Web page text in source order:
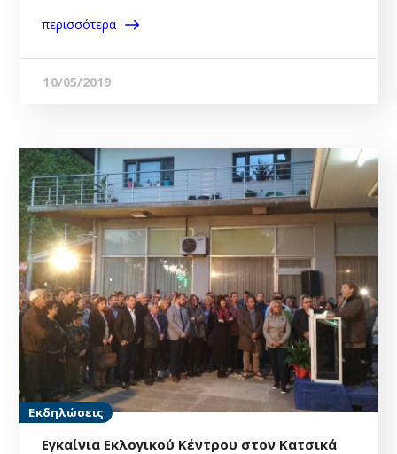
περισσότερα
10/05/2019
Εκδηλώσεις
Εγκαίνια Εκλογικού Κέντρου στον Κατσικά